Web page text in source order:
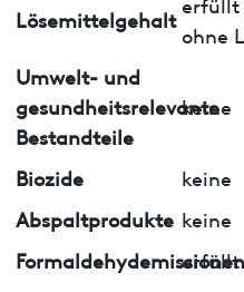
Lösemittelgehalt
ohne
Umwelt- und
gesundheitsrelevante
Bestandteile
keine
Biozide
keine
Abspaltprodukte keine
Formaldehydemissionen
erfüllt